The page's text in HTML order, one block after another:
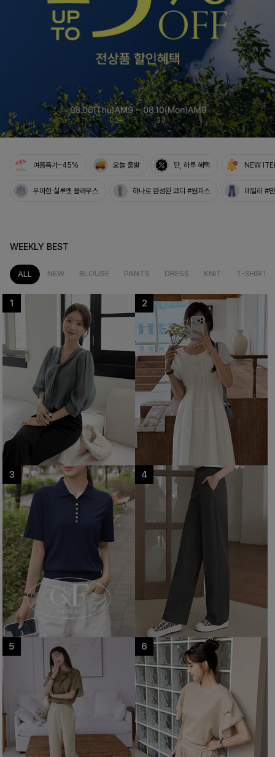
여름의 끝을 완성할
감각적인 원피스
셀퍼프 셔링원피스
04 33
여름특가~45% 오늘 출발 단, 하루 혜택 NEW
우아한 실루엣 블라우스 하나로 완성된 코디 #원피스 데일리 #
WEEKLY BEST
ALL NEW BLOUSE PANTS DRESS KNIT T-SHIRT